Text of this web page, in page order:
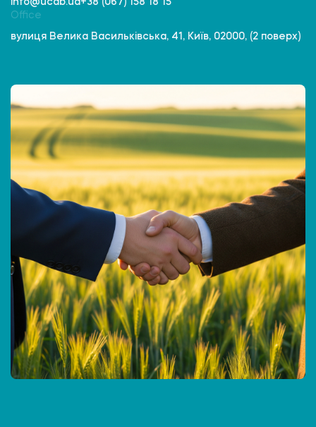
info@ucab.ua+38 (067) 158 18 15
Office
вулиця Велика Васильківська, 41, Київ, 02000, (2 поверх)